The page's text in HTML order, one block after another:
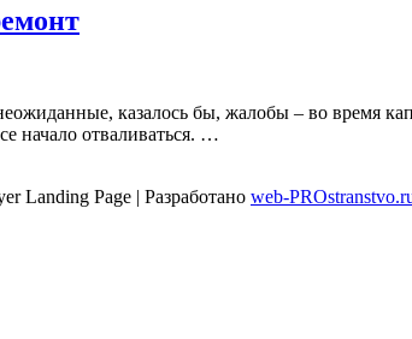
казалось бы, жалобы – во время
начало отваливаться. …
Landing Page | Разработано web-